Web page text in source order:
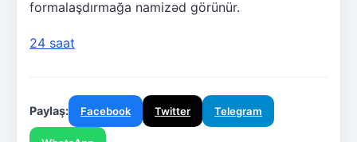
formalaşdırmağa namizəd görünür.
24 saat
Paylaş: Facebook Twitter Telegram